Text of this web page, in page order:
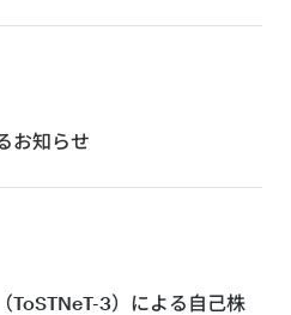
お知らせ
ToSTNeT-3）による自己株